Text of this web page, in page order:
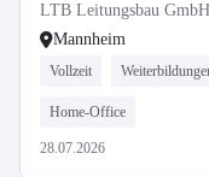
LTB Leitungsbau GmbH
Mannheim
Vollzeit
Home-Office
28.07.2026